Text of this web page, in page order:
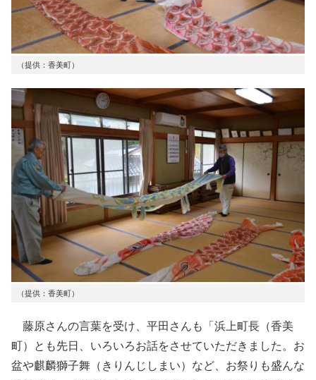
（提供：香美町）
（提供：香美町）
藤原さんの言葉を受け、平田さんも「浜上町長（香美
町）とも先日、いろいろお話をさせていただきました。お
盆や麒麟獅子舞（きりんじしまい）など、お祭りも盛んな